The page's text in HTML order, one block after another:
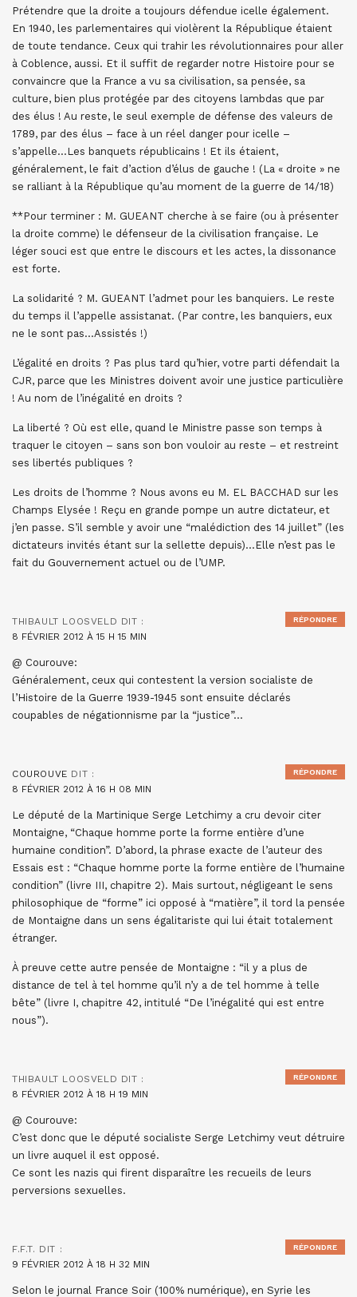
Prétendre que la droite a toujours défendue icelle également.
En 1940, les parlementaires qui violèrent la République étaient
de toute tendance. Ceux qui trahir les révolutionnaires pour aller
à Coblence, aussi. Et il suffit de regarder notre Histoire pour se
convaincre que la France a vu sa civilisation, sa pensée, sa
culture, bien plus protégée par des citoyens lambdas que par
des élus ! Au reste, le seul exemple de défense des valeurs de
1789, par des élus – face à un réel danger pour icelle –
s’appelle…Les banquets républicains ! Et ils étaient,
généralement, le fait d’action d’élus de gauche ! (La « droite » ne
se ralliant à la République qu’au moment de la guerre de 14/18)
**Pour terminer : M. GUEANT cherche à se faire (ou à présenter
la droite comme) le défenseur de la civilisation française. Le
léger souci est que entre le discours et les actes, la dissonance
est forte.
La solidarité ? M. GUEANT l’admet pour les banquiers. Le reste
du temps il l’appelle assistanat. (Par contre, les banquiers, eux
ne le sont pas…Assistés !)
L’égalité en droits ? Pas plus tard qu’hier, votre parti défendait la
CJR, parce que les Ministres doivent avoir une justice particulière
! Au nom de l’inégalité en droits ?
La liberté ? Où est elle, quand le Ministre passe son temps à
traquer le citoyen – sans son bon vouloir au reste – et restreint
ses libertés publiques ?
Les droits de l’homme ? Nous avons eu M. EL BACCHAD sur les
Champs Elysée ! Reçu en grande pompe un autre dictateur, et
j’en passe. S’il semble y avoir une “malédiction des 14 juillet” (les
dictateurs invités étant sur la sellette depuis)…Elle n’est pas le
fait du Gouvernement actuel ou de l’UMP.
THIBAULT LOOSVELD DIT :
8 FÉVRIER 2012 À 15 H 15 MIN
@ Courouve:
Généralement, ceux qui contestent la version socialiste de
l’Histoire de la Guerre 1939-1945 sont ensuite déclarés
coupables de négationnisme par la “justice”…
RÉPONDRE
COUROUVE DIT :
8 FÉVRIER 2012 À 16 H 08 MIN
Le député de la Martinique Serge Letchimy a cru devoir citer
Montaigne, “Chaque homme porte la forme entière d’une
humaine condition”. D’abord, la phrase exacte de l’auteur des
Essais est : “Chaque homme porte la forme entière de l’humaine
condition” (livre III, chapitre 2). Mais surtout, négligeant le sens
philosophique de “forme” ici opposé à “matière”, il tord la pensée
de Montaigne dans un sens égalitariste qui lui était totalement
étranger.
À preuve cette autre pensée de Montaigne : “il y a plus de
distance de tel à tel homme qu’il n’y a de tel homme à telle
bête” (livre I, chapitre 42, intitulé “De l’inégalité qui est entre
nous”).
RÉPONDRE
THIBAULT LOOSVELD DIT :
8 FÉVRIER 2012 À 18 H 19 MIN
@ Courouve:
C’est donc que le député socialiste Serge Letchimy veut détruire
un livre auquel il est opposé.
Ce sont les nazis qui firent disparaître les recueils de leurs
perversions sexuelles.
RÉPONDRE
F.F.T. DIT :
9 FÉVRIER 2012 À 18 H 32 MIN
Selon le journal France Soir (100% numérique), en Syrie les
RÉPONDRE